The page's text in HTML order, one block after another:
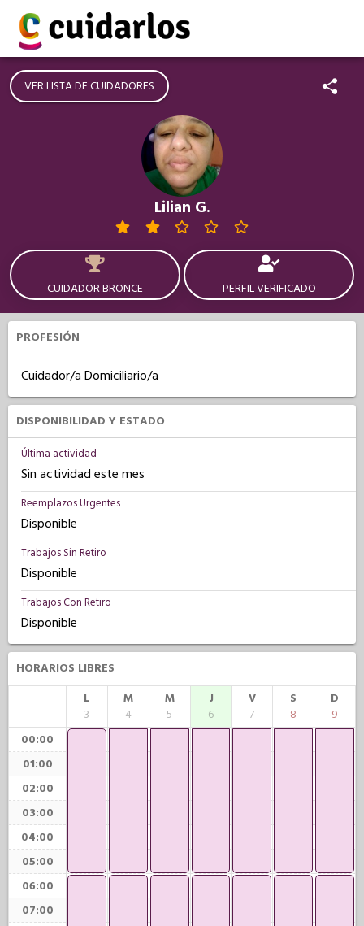
VER LISTA DE CUIDADORES
Lilian G.
CUIDADOR BRONCE PERFIL VERIFICADO
PROFESIÓN
Cuidador/a Domiciliario/a
DISPONIBILIDAD Y ESTADO
Última actividad
Sin actividad este mes
Reemplazos Urgentes
Disponible
Trabajos Sin Retiro
Disponible
Trabajos Con Retiro
Disponible
HORARIOS LIBRES
L
3
M
4
M
5
J
6
V
7
S
8
D
9
00:00
01:00
02:00
03:00
04:00
05:00
06:00
07:00